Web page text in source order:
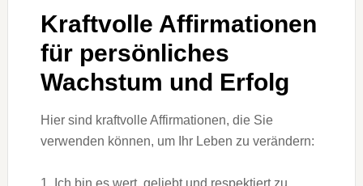
Kraftvolle Affirmationen
für persönliches
Wachstum und Erfolg
Hier sind kraftvolle Affirmationen, die Sie
verwenden können, um Ihr Leben zu verändern: